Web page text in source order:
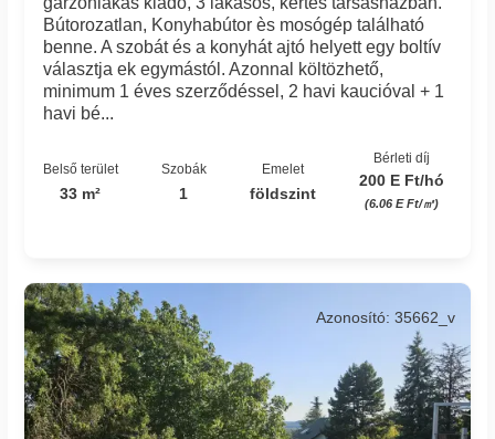
Bútorozatlan, Konyhabútor ès mosógép található
benne. A szobát és a konyhát ajtó helyett egy boltív
választja ek egymástól. Azonnal költözhető,
minimum 1 éves szerződéssel, 2 havi kaucióval + 1
havi bé...
Belső terület
33 m²
Szobák
1
Emelet
földszint
Bérleti díj
200 E Ft/hó
(6.06 E Ft/㎡)
Azonosító: 35662_v